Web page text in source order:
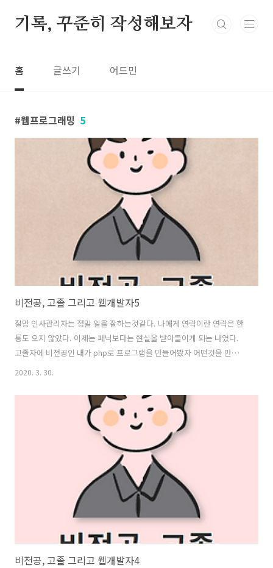
기록, 꾸준히 작성해보자
홈 글쓰기 어드민
웹프로그래밍 5
비전공, 고졸 그리고 웹개발자5
절망 인사관리자는 정말 일을 잘하는것같다. 나에게 연락이란 연락은 한
통도 오지 않았다. 이제는 패닉보다는 현실을 받아들이게 되는 나였다.
고졸자에 비전공인 내가 php로 프로그램을 만들어봤자 어떤것을 만든다
고... 그래서 일단 돈도 필요하니 알바천국에서 쇼핑몰 관리 알바에 지원
마음을 비우고 코드스테이츠에 대해 더 자세히 알아보고 군인시절 결제
했던 리액트, 자바스크립트 동영상강의를 듣고 있었다. 그러던 가운데 두
통의 전화가 왔다. 한통도 아니고 두통의 전화가 연달아 왔다. 두개의 다
른 회사 그리고 같은날 면접약속이었다. (알바면접 화요일 오전, 회사 면
접 전화 두통 화요일 오후, 면접예정일 목요일, 알바 첫출근 예정일 다음
2020. 3. 30.
비전공, 고졸 그리고 웹개발자4